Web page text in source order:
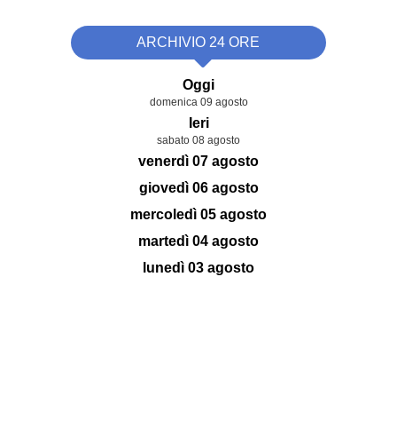
ARCHIVIO 24 ORE
Oggi
domenica 09 agosto
Ieri
sabato 08 agosto
venerdì 07 agosto
giovedì 06 agosto
mercoledì 05 agosto
martedì 04 agosto
lunedì 03 agosto